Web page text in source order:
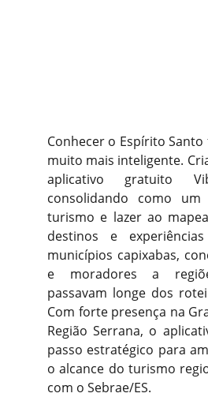
Conhecer o Espírito
muito mais inteligente.
aplicativo gratuito
consolidando como
turismo e lazer ao
destinos e
municípios capixabas,
e moradores a
passavam longe dos
Com forte presença na
Região Serrana, o
passo estratégico para
o alcance do turismo
com o Sebrae/ES.